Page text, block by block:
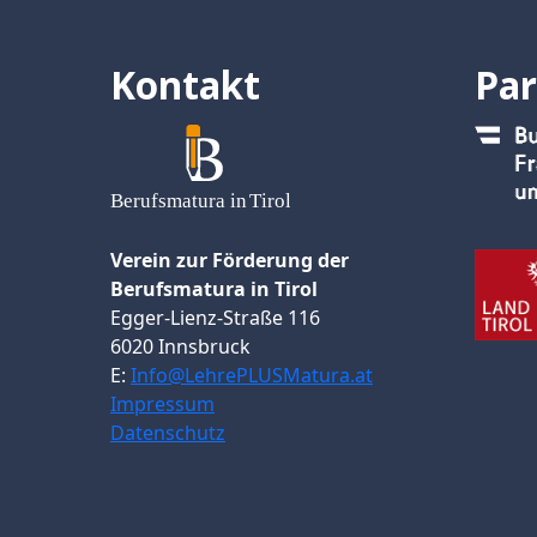
Kontakt
Verein zur Förderung der
Berufsmatura in Tirol
Egger-Lienz-Straße 116
6020 Innsbruck
E: Info@LehrePLUSMatura.at
Impressum
Datenschutz